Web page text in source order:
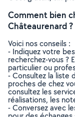
Comment bien
Châteaurenard ?
Voici nos conseils :
- Indiquez votre
recherchez-vous ?
particulier ou
- Consultez la liste
proches de chez
consultez les
réalisations, les
- Conversez avec